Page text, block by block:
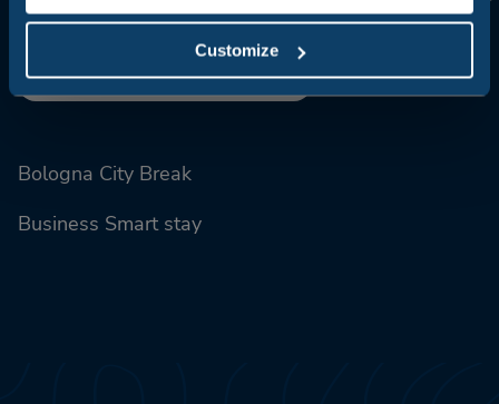
Customize
Découvrez plus
Bologna City Break
Business Smart stay